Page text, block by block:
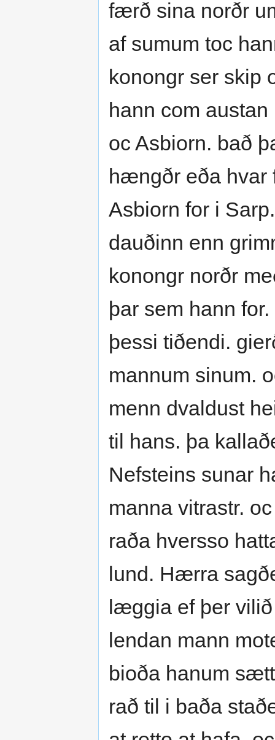
færð sina norðr
af sumum toc
konongr ser skip
hann com
oc Asbiorn. bað
hængðr eða hvar
Asbiorn for i
dauðinn enn
konongr norðr
þar sem hann
þessi tiðendi.
mannum sinum.
menn dvaldust
til hans. þa
Nefsteins sunar
manna vitrastr.
raða hversso
lund. Hærra
læggia ef þer
lendan mann
bioða hanum
rað til i baða